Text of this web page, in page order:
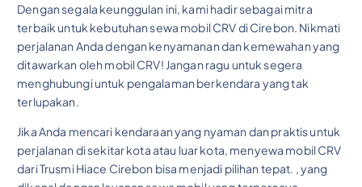
Dengan segala keunggulan ini, kami hadir sebagai mitra
terbaik untuk kebutuhan sewa mobil CRV di Cirebon. Nikmati
perjalanan Anda dengan kenyamanan dan kemewahan yang
ditawarkan oleh mobil CRV! Jangan ragu untuk segera
menghubungi untuk pengalaman berkendara yang tak
terlupakan.
Jika Anda mencari kendaraan yang nyaman dan praktis untuk
perjalanan di sekitar kota atau luar kota, menyewa mobil CRV
dari Trusmi Hiace Cirebon bisa menjadi pilihan tepat. , yang